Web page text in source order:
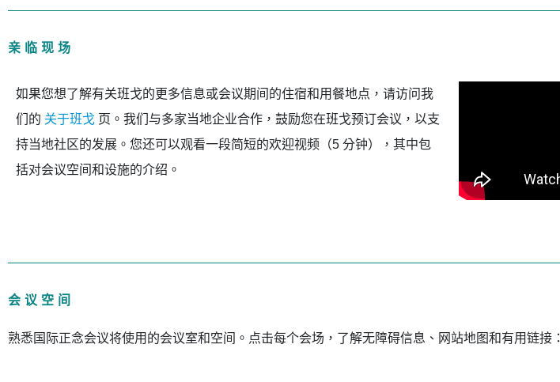
亲临现场
如果您想了解有关班戈的更多信息或会议期间的住宿和用餐地点，请访问我
们的 关于班戈 页。我们与多家当地企业合作，鼓励您在班戈预订会议，以支
持当地社区的发展。您还可以观看一段简短的欢迎视频（5 分钟），其中包
括对会议空间和设施的介绍。
会议空间
熟悉国际正念会议将使用的会议室和空间。点击每个会场，了解无障碍信息、网站地图和有用链接：